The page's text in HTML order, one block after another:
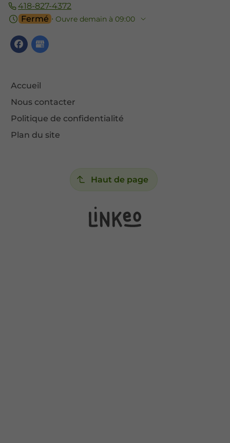
418-827-4372
Fermé ⋅ Ouvre demain à 09:00
Accueil
Nous contacter
Politique de confidentialité
Plan du site
Haut de page